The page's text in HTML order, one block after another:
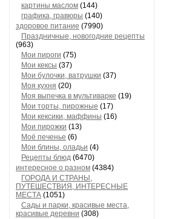
картины маслом (144)
графика, гравюры (140)
здоровое питание (7990)
Праздничные, новогодние рецепты
(963)
Мои пироги (75)
Мои кексы (37)
Мои булочки, ватрушки (37)
Моя кухня (20)
Моя выпечка в мультиварке (19)
Мои торты, пирожные (17)
Мои кексики, маффины (16)
Мои пирожки (13)
Моё печенье (6)
Мои блины, оладьи (4)
Рецепты блюд (6470)
интересное о разном (4384)
ГОРОДА И СТРАНЫ,
ПУТЕШЕСТВИЯ, ИНТЕРЕСНЫЕ
МЕСТА (1051)
Сады и парки, красивые места,
красивые деревни (308)